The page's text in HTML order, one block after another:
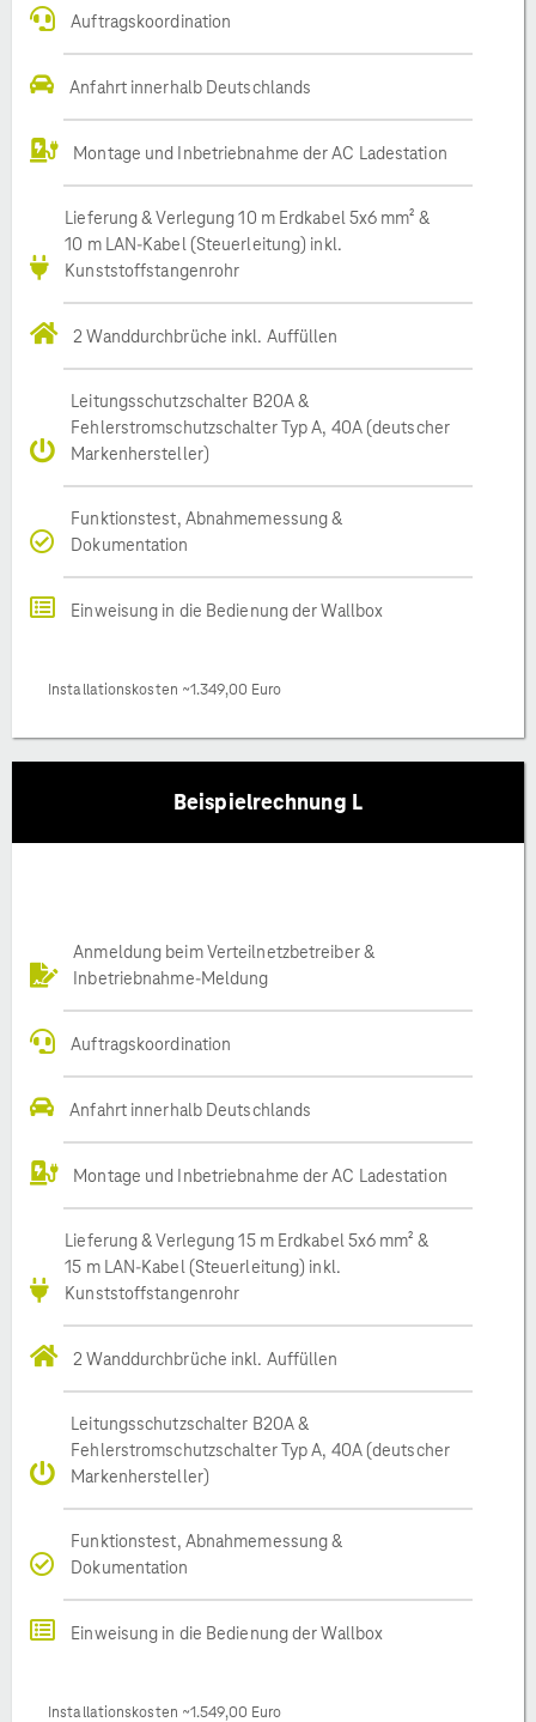
Auftragskoordination
Anfahrt innerhalb Deutschlands
Montage und Inbetriebnahme der AC Ladestation
Lieferung & Verlegung 10 m Erdkabel 5x6 mm² &
10 m LAN-Kabel (Steuerleitung) inkl.
Kunststoffstangenrohr
2 Wanddurchbrüche inkl. Auffüllen
Leitungsschutzschalter B20A &
Fehlerstromschutzschalter Typ A, 40A (deutscher
Markenhersteller)
Funktionstest, Abnahmemessung &
Dokumentation
Einweisung in die Bedienung der Wallbox
Installationskosten ~1.349,00 Euro
Beispielrechnung L
Anmeldung beim Verteilnetzbetreiber &
Inbetriebnahme-Meldung
Auftragskoordination
Anfahrt innerhalb Deutschlands
Montage und Inbetriebnahme der AC Ladestation
Lieferung & Verlegung 15 m Erdkabel 5x6 mm² &
15 m LAN-Kabel (Steuerleitung) inkl.
Kunststoffstangenrohr
2 Wanddurchbrüche inkl. Auffüllen
Leitungsschutzschalter B20A &
Fehlerstromschutzschalter Typ A, 40A (deutscher
Markenhersteller)
Funktionstest, Abnahmemessung &
Dokumentation
Einweisung in die Bedienung der Wallbox
Installationskosten ~1.549,00 Euro